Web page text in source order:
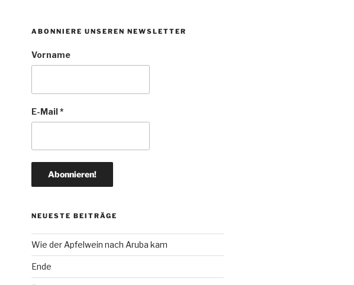
ABONNIERE UNSEREN NEWSLETTER
Vorname
E-Mail*
NEUESTE BEITRÄGE
Wie der Apfelwein nach Aruba kam
Ende